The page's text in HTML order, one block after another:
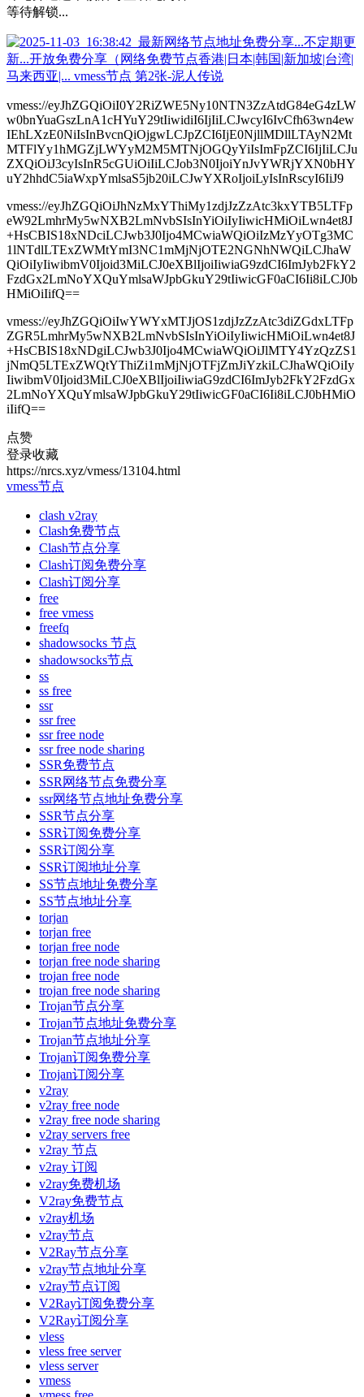
等待解锁...
vmess://eyJhZGQiOiI0Y2RiZWE5Ny10NTN3ZzAtdG84eG4zLW
w0bnYuaGszLnA1cHYuY29tIiwidiI6IjIiLCJwcyI6IvCfh63wn4ew
IEhLXzE0NiIsInBvcnQiOjgwLCJpZCI6IjE0NjllMDllLTAyN2Mt
MTFlYy1hMGZjLWYyM2M5MTNjOGQyYiIsImFpZCI6IjIiLCJu
ZXQiOiJ3cyIsInR5cGUiOiIiLCJob3N0IjoiYnJvYWRjYXN0bHY
uY2hhdC5iaWxpYmlsaS5jb20iLCJwYXRoIjoiLyIsInRscyI6IiJ9
vmess://eyJhZGQiOiJhNzMxYThiMy1zdjJzZzAtc3kxYTB5LTFp
eW92LmhrMy5wNXB2LmNvbSIsInYiOiIyIiwicHMiOiLwn4et8J
+HsCBIS18xNDciLCJwb3J0Ijo4MCwiaWQiOiIzMzYyOTg3MC
1lNTdlLTExZWMtYmI3NC1mMjNjOTE2NGNhNWQiLCJhaW
QiOiIyIiwibmV0Ijoid3MiLCJ0eXBlIjoiIiwiaG9zdCI6ImJyb2FkY2
FzdGx2LmNoYXQuYmlsaWJpbGkuY29tIiwicGF0aCI6Ii8iLCJ0b
HMiOiIifQ==
vmess://eyJhZGQiOiIwYWYxMTJjOS1zdjJzZzAtc3diZGdxLTFp
ZGR5LmhrMy5wNXB2LmNvbSIsInYiOiIyIiwicHMiOiLwn4et8J
+HsCBIS18xNDgiLCJwb3J0Ijo4MCwiaWQiOiJlMTY4YzQzZS1
jNmQ5LTExZWQtYThiZi1mMjNjOTFjZmJiYzkiLCJhaWQiOiIy
IiwibmV0Ijoid3MiLCJ0eXBlIjoiIiwiaG9zdCI6ImJyb2FkY2FzdGx
2LmNoYXQuYmlsaWJpbGkuY29tIiwicGF0aCI6Ii8iLCJ0bHMiO
iIifQ==
点赞
登录收藏
https://nrcs.xyz/vmess/13104.html
vmess节点
clash v2ray
Clash免费节点
Clash节点分享
Clash订阅免费分享
Clash订阅分享
free
free vmess
freefq
shadowsocks 节点
shadowsocks节点
ss
ss free
ssr
ssr free
ssr free node
ssr free node sharing
SSR免费节点
SSR网络节点免费分享
ssr网络节点地址免费分享
SSR节点分享
SSR订阅免费分享
SSR订阅分享
SSR订阅地址分享
SS节点地址免费分享
SS节点地址分享
torjan
torjan free
torjan free node
torjan free node sharing
trojan free node
trojan free node sharing
Trojan节点分享
Trojan节点地址免费分享
Trojan节点地址分享
Trojan订阅免费分享
Trojan订阅分享
v2ray
v2ray free node
v2ray free node sharing
v2ray servers free
v2ray 节点
v2ray 订阅
v2ray免费机场
V2ray免费节点
v2ray机场
v2ray节点
V2Ray节点分享
v2ray节点地址分享
v2ray节点订阅
V2Ray订阅免费分享
V2Ray订阅分享
vless
vless free server
vless server
vmess